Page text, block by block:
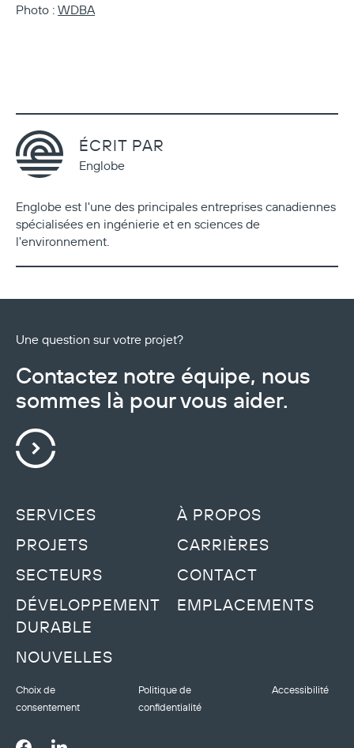
Photo : WDBA
ÉCRIT PAR
Englobe
Englobe est l'une des principales entreprises canadiennes
spécialisées en ingénierie et en sciences de
l'environnement.
Une question sur votre projet?
Contactez notre équipe, nous
sommes là pour vous aider.
Choix de
consentement
Politique de
confidentialité
Accessibilité
SERVICES
À PROPOS
PROJETS
CARRIÈRES
SECTEURS
CONTACT
DÉVELOPPEMENT
DURABLE
EMPLACEMENTS
NOUVELLES